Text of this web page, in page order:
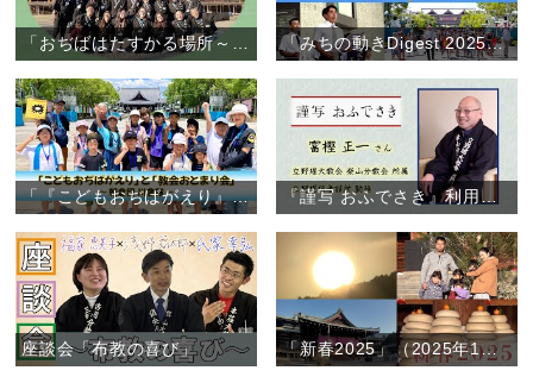
「みちの動きDigest 2025」（2025年1月～12月）
「『こどもおぢばがえり』と『教会おとまり会』～朝倉団 川會隊～」（2025年7月28日～31日）
座談会「布教の喜び」 「新春2025」（2025年1月1日）